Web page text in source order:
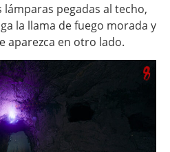
lámparas pegadas al techo,
la llama de fuego morada y
aparezca en otro lado.